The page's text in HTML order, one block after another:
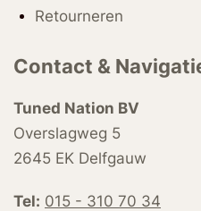
Retourneren
Contact &
Tuned Nation BV
Overslagweg 5
2645 EK Delfgauw
Tel: 015 - 310 70 34